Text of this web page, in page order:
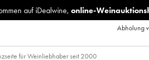
auf iDealwine, online-
Abholung